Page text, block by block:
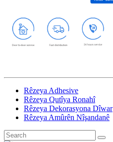
Rêzeya Adhesive
Rêzeya Qutîya Ronahî
Rêzeya Dekorasyona Dîwar
Rêzeya Amûrên Nîşandanê